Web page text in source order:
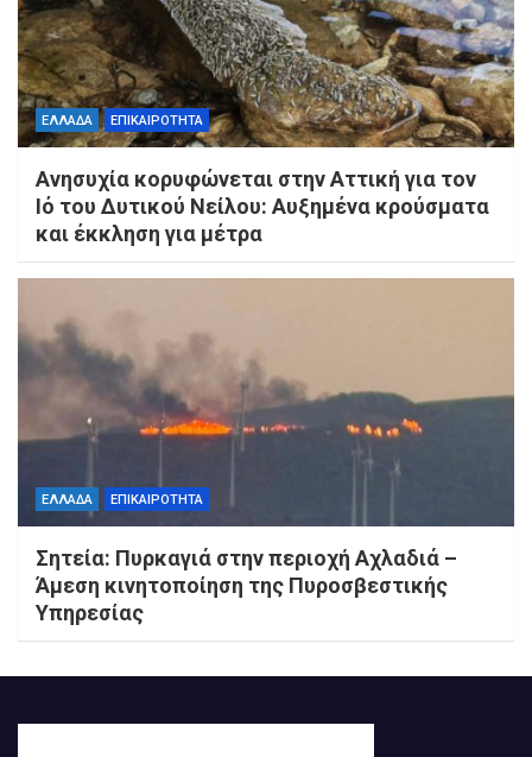
ΕΛΛΑΔΑ ΕΠΙΚΑΙΡΟΤΗΤΑ
Ανησυχία κορυφώνεται στην Αττική για τον
Ιό του Δυτικού Νείλου: Αυξημένα κρούσματα
και έκκληση για μέτρα
ΕΛΛΑΔΑ ΕΠΙΚΑΙΡΟΤΗΤΑ
Σητεία: Πυρκαγιά στην περιοχή Αχλαδιά –
Άμεση κινητοποίηση της Πυροσβεστικής
Υπηρεσίας